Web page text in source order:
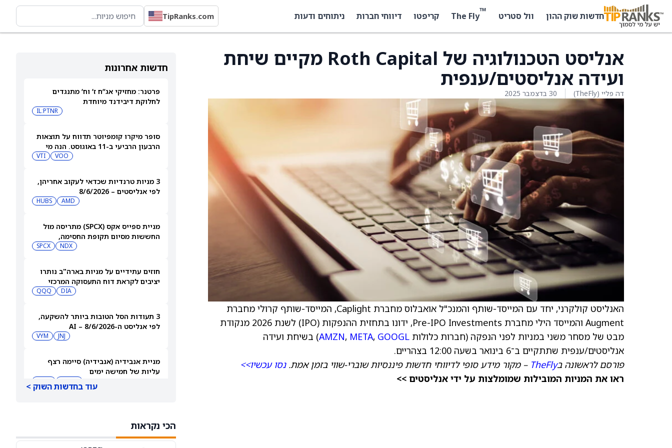
חדשות שוק ההון וול סטריט ™
The Fly קריפטו דיווחי חברות ניתוחים ודעות TipRanks.com
חדשות אחרונות
פרטנר: מחזיקי אג”ח ז’ וח’ מתנגדים
לחלוקת דיבידנד מיוחדת
IL:PTNR
סופר מיקרו קומפיוטר תדווח על תוצאות
הרבעון הרביעי ב-11 באוגוסט. הנה מי
VOO
VTI
3 מניות טרנדיות שכדאי לעקוב אחריהן,
לפי אנליסטים – 8/6/2026
AMD
HUBS
מניית ספייס אקס (SPCX) מתריסה מול
החששות מסיום תקופת החסימה,
NDX
SPCX
חוזים עתידיים על מניות בארה"ב נותרו
יציבים לקראת דוח התעסוקה המרכזי
DIA
QQQ
3 תעודות הסל הטובות ביותר להשקעה,
לפי אנליסט ה-AI – 8/6/2026
JNJ
VYM
מניית אנבידיה (אנבידיה) סיימה רצף
עליות של חמישה ימים
עוד בחדשות השוק >
הכי נקראות
אנליסט הטכנולוגיה של Roth Capital מקיים שיחת
ועידה אנליסטים/ענפית
דה פליי (TheFly) 30 בדצמבר 2025
האנליסט קולקרני, יחד עם המייסד-שותף והמנכ"ל אואבלוס מחברת Caplight, המייסד-שותף קרולי מחברת
Augment והמייסד הילי מחברת Pre-IPO Investments, ידונו בתחזית ההנפקות (IPO) לשנת 2026 מנקודת
מבט של מסחר משני במניות לפני הנפקה (חברות כלולות
AMZN, META, GOOGL
) בשיחת ועידה
אנליסטים/ענפית שתתקיים ב־6 בינואר בשעה 12:00 בצהריים.
פורסם לראשונה בTheFly – מקור מידע סופי לדיווחי חדשות פיננסיות שוברי-שווי בזמן אמת.נסו עכשיו>>
ראו את המניות המובילות שמומלצות על ידי אנליסטים >>